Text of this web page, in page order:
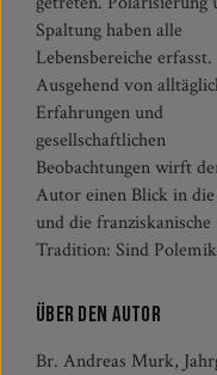
Spaltung haben alle
Lebensbereiche erfasst.
Ausgehend von
Erfahrungen und
gesellschaftlichen
Beobachtungen wirft
Autor einen Blick in
und die franziskanische
Tradition: Sind
Grundgegebenheiten will
Anregungspotenzial sein, sich
weder lähmen zu lassen
in Dauerkonflikte zu
verfallen und stattdessen
schöpferisch-kreativ
reflektiert den eigenen
Über den Autor
Br. Andreas Murk,